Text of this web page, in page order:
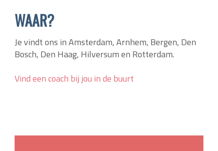
WAAR?
Je vindt ons in Amsterdam, Arnhem, Bergen, Den
Bosch, Den Haag, Hilversum en Rotterdam.
Vind een coach bij jou in de buurt